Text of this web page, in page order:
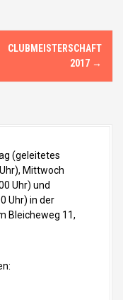
CLUBMEISTERSCHAFT
2017 →
(geleitetes
Mittwoch
Uhr) und
Uhr) in der
Bleicheweg 11,